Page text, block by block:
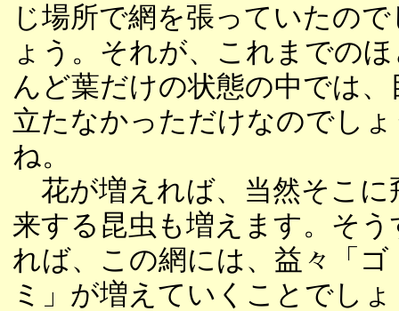
じ場所で網を張っていたので
ょう。それが、これまでの
んど葉だけの状態の中では、
立たなかっただけなのでし
ね。
花が増えれば、当然そこに
来する昆虫も増えます。そう
れば、この網には、益々「ゴ
ミ」が増えていくことでしょ